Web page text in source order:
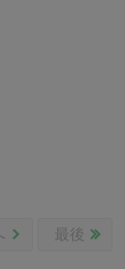
最後